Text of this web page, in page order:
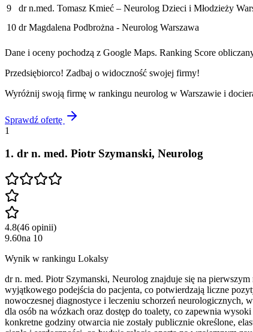
9 dr n.med. Tomasz Kmieć – Neurolog Dzieci i Młodzieży
10 dr Magdalena Podbrożna - Neurolog Warszawa
Dane i oceny pochodzą z Google Maps. Ranking Score
Przedsiębiorco! Zadbaj o widoczność swojej firmy!
Wyróżnij swoją firmę w rankingu neurolog w Warszawie i
Sprawdź ofertę
1
1. dr n. med. Piotr Szymanski, Neurolog
4.8(46 opinii)
9.60na 10
Wynik w rankingu Lokalsy
dr n. med. Piotr Szymanski, Neurolog znajduje się na
wyjątkowego podejścia do pacjenta, co potwierdzają liczne
nowoczesnej diagnostyce i leczeniu schorzeń neurologicznych,
dla osób na wózkach oraz dostęp do toalety, co zapewnia
konkretne godziny otwarcia nie zostały publicznie określone,